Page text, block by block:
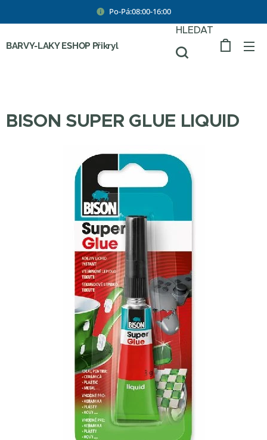
Po-Pá:08:00-16:00
BARVY-LAKY ESHOP Přikryl
HLEDAT
BISON SUPER GLUE LIQUID